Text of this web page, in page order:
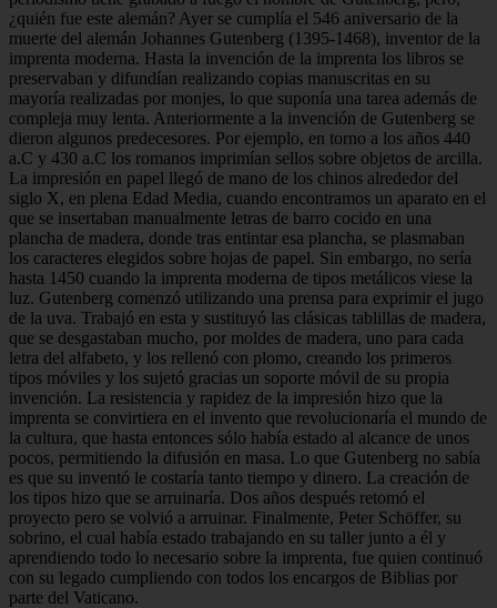
¿quién fue este alemán? Ayer se cumplía el 546 aniversario de la
muerte del alemán Johannes Gutenberg (1395-1468), inventor de la
imprenta moderna. Hasta la invención de la imprenta los libros se
preservaban y difundían realizando copias manuscritas en su
mayoría realizadas por monjes, lo que suponía una tarea además de
compleja muy lenta. Anteriormente a la invención de Gutenberg se
dieron algunos predecesores. Por ejemplo, en torno a los años 440
a.C y 430 a.C los romanos imprimían sellos sobre objetos de arcilla.
La impresión en papel llegó de mano de los chinos alrededor del
siglo X, en plena Edad Media, cuando encontramos un aparato en el
que se insertaban manualmente letras de barro cocido en una
plancha de madera, donde tras entintar esa plancha, se plasmaban
los caracteres elegidos sobre hojas de papel. Sin embargo, no sería
hasta 1450 cuando la imprenta moderna de tipos metálicos viese la
luz. Gutenberg comenzó utilizando una prensa para exprimir el jugo
de la uva. Trabajó en esta y sustituyó las clásicas tablillas de madera,
que se desgastaban mucho, por moldes de madera, uno para cada
letra del alfabeto, y los rellenó con plomo, creando los primeros
tipos móviles y los sujetó gracias un soporte móvil de su propia
invención. La resistencia y rapidez de la impresión hizo que la
imprenta se convirtiera en el invento que revolucionaría el mundo de
la cultura, que hasta entonces sólo había estado al alcance de unos
pocos, permitiendo la difusión en masa. Lo que Gutenberg no sabía
es que su inventó le costaría tanto tiempo y dinero. La creación de
los tipos hizo que se arruinaría. Dos años después retomó el
proyecto pero se volvió a arruinar. Finalmente, Peter Schöffer, su
sobrino, el cual había estado trabajando en su taller junto a él y
aprendiendo todo lo necesario sobre la imprenta, fue quien continuó
con su legado cumpliendo con todos los encargos de Biblias por
parte del Vaticano.